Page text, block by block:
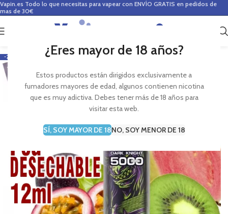
¿Eres mayor de 18 años?
Estos productos están dirigidos exclusivamente a
fumadores mayores de edad, algunos contienen nicotina
que es muy adictiva. Debes tener más de 18 años para
visitar esta web.
SÍ, SOY MAYOR DE 18NO, SOY MENOR DE 18
Vapin.es Todo lo que necesitas para vapear con ENVÍO GRATIS en pedidos de
mas de 30€
0
-22%